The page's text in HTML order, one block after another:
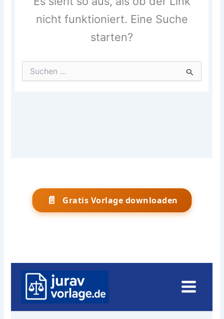
📄 Gratis Vorlage downloaden